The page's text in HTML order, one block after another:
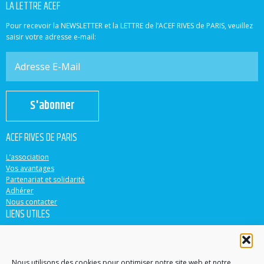
LA LETTRE ACEF
Pour recevoir la NEWSLETTER et la LETTRE de l’ACEF RIVES de PARIS, veuillez
saisir votre adresse e-mail:
S'abonner
ACEF RIVES DE PARIS
L’association
Vos avantages
Partenariat et solidarité
Adhérer
Nous contacter
LIENS UTILES